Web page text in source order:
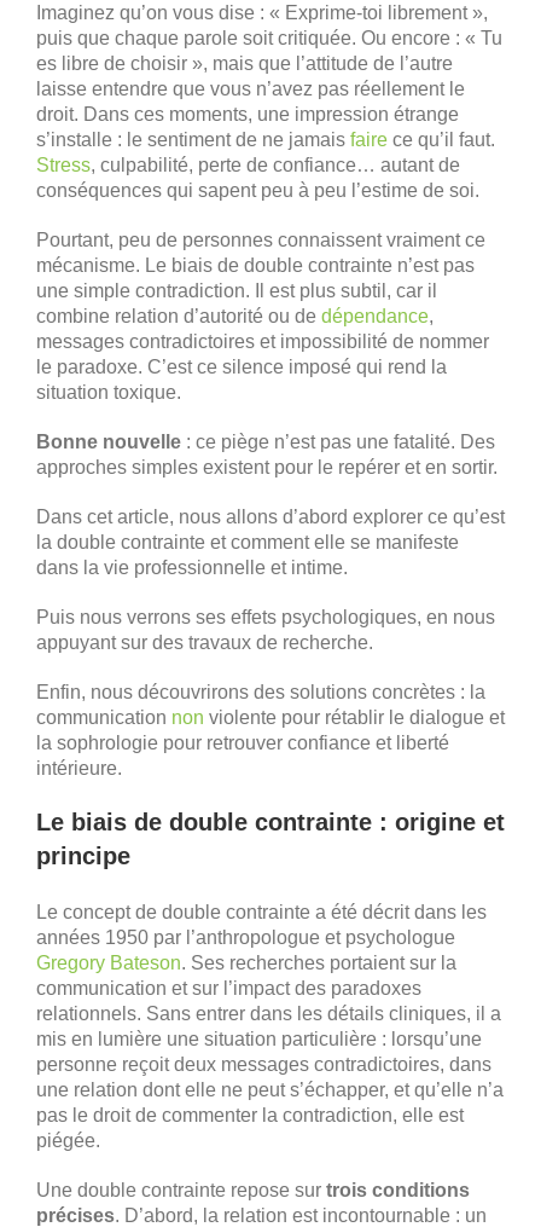
Imaginez qu’on vous dise : « Exprime-toi librement »,
puis que chaque parole soit critiquée. Ou encore : « Tu
es libre de choisir », mais que l’attitude de l’autre
laisse entendre que vous n’avez pas réellement le
droit. Dans ces moments, une impression étrange
s’installe : le sentiment de ne jamais faire ce qu’il faut.
Stress, culpabilité, perte de confiance… autant de
conséquences qui sapent peu à peu l’estime de soi.
Pourtant, peu de personnes connaissent vraiment ce
mécanisme. Le biais de double contrainte n’est pas
une simple contradiction. Il est plus subtil, car il
combine relation d’autorité ou de dépendance,
messages contradictoires et impossibilité de nommer
le paradoxe. C’est ce silence imposé qui rend la
situation toxique.
Bonne nouvelle : ce piège n’est pas une fatalité. Des
approches simples existent pour le repérer et en sortir.
Dans cet article, nous allons d’abord explorer ce qu’est
la double contrainte et comment elle se manifeste
dans la vie professionnelle et intime.
Puis nous verrons ses effets psychologiques, en nous
appuyant sur des travaux de recherche.
Enfin, nous découvrirons des solutions concrètes : la
communication non violente pour rétablir le dialogue et
la sophrologie pour retrouver confiance et liberté
intérieure.
Le biais de double contrainte : origine et
principe
Le concept de double contrainte a été décrit dans les
années 1950 par l’anthropologue et psychologue
Gregory Bateson. Ses recherches portaient sur la
communication et sur l’impact des paradoxes
relationnels. Sans entrer dans les détails cliniques, il a
mis en lumière une situation particulière : lorsqu’une
personne reçoit deux messages contradictoires, dans
une relation dont elle ne peut s’échapper, et qu’elle n’a
pas le droit de commenter la contradiction, elle est
piégée.
Une double contrainte repose sur trois conditions
précises. D’abord, la relation est incontournable : un